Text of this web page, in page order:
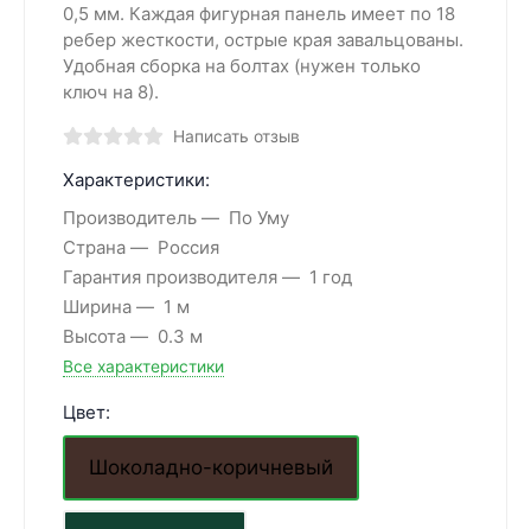
0,5 мм. Каждая фигурная панель имеет по 18
ребер жесткости, острые края завальцованы.
Удобная сборка на болтах (нужен только
ключ на 8).
Написать отзыв
Характеристики:
Производитель
По Уму
Страна
Россия
Гарантия производителя
1 год
Ширина
1 м
Высота
0.3 м
Все характеристики
Цвет:
Шоколадно-коричневый